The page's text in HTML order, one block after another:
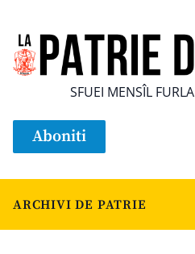
SFUEI MENSÎL
Aboniti
ARCHIVI DE PATRIE